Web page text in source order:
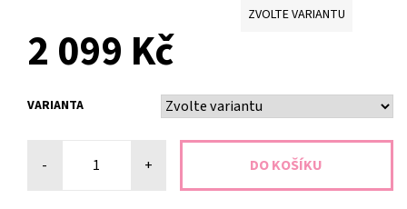
ZVOLTE VARIANTU
2 099 Kč
VARIANTA
- +